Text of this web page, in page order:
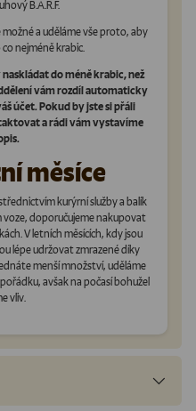
B.A.R.F.
možné a uděláme vše proto, aby
nejméně krabic.
do méně krabic, než
vám rozdíl automaticky
účet. Pokud by jste si přáli
a rádi vám vystavíme
měsíce
kurýrní služby a balík
voze, doporučujeme nakupovat
V letních měsících, kdy jsou
lépe udržovat zmrazené díky
menší množství, uděláme
avšak na počasí bohužel
vliv.